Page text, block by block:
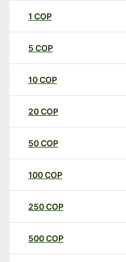
1 COP
5 COP
10COP
20COP
50COP
100COP
250COP
500COP